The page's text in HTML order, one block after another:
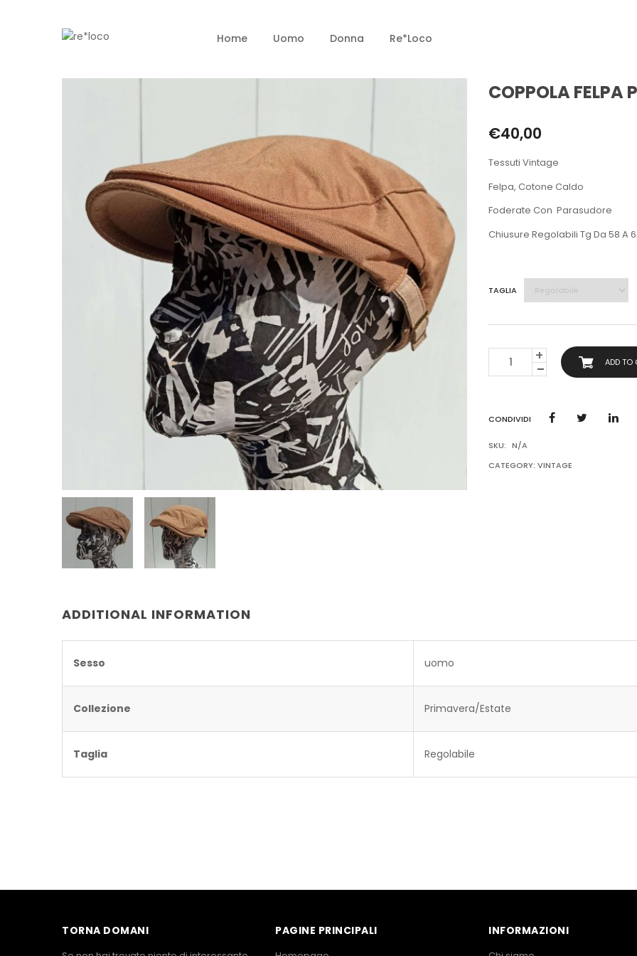
Home Uomo Donna Re*loco
COPPOLA FELPA
€40,00
Tessuti Vintage
Felpa, Cotone Caldo
Foderate Con Parasudore
Chiusure Regolabili Tg Da 58 A
TAGLIA
FELPA
PRIMAVERA
ADD TO
CONDIVIDI
SKU: N/A
CATEGORY: VINTAGE
ADDITIONAL INFORMATION
Sesso uomo
Collezione Primavera/Estate
Taglia Regolabile
TORNA DOMANI PAGINE PRINCIPALI INFORMAZIONI